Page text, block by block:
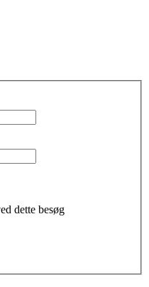
dette besøg